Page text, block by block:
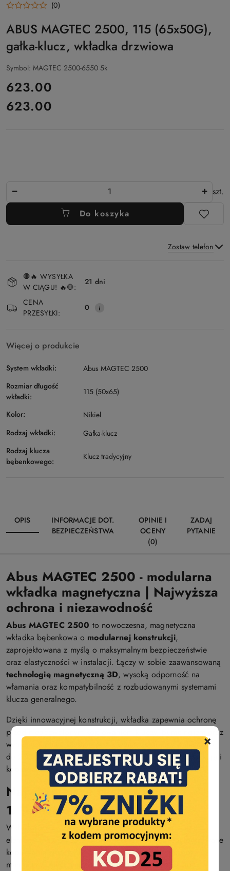
×
(0)
ABUS MAGTEC 2500, 115 (65x50G),
gałka-klucz, wkładka drzwiowa
Symbol: MAGTEC 2500-6550 5k
cena:
623.00
Cena:
623.00
szt.
Do koszyka
Zostaw telefon
i
dostawa
🛑🔥 WYSYŁKA
W CIĄGU! 🔥🛑:
21 dni
CENA
PRZESYŁKI:
0
Więcej o produkcie
System wkładki:
Abus MAGTEC 2500
Rozmiar długość
wkładki:
115 (50x65)
Kolor:
Nikiel
Rodzaj wkładki:
Gałka-klucz
Rodzaj klucza
bębenkowego:
Klucz tradycyjny
OPIS
INFORMACJE DOT.
BEZPIECZEŃSTWA
OPINIE I
OCENY
(0)
ZADAJ
PYTANIE
Abus MAGTEC 2500 - modularna
wkładka magnetyczna | Najwyższa
ochrona i niezawodność
Abus MAGTEC 2500 to nowoczesna, magnetyczna
wkładka bębenkowa o modularnej konstrukcji,
zaprojektowana z myślą o maksymalnym bezpieczeństwie
oraz elastyczności w instalacji. Łączy w sobie zaawansowaną
technologię magnetyczną 3D, wysoką odporność na
włamania oraz kompatybilność z rozbudowanymi systemami
klucza generalnego.
Dzięki innowacyjnej konstrukcji, wkładka zapewnia ochronę
przed niedozwolonym kopiowaniem kluczy, bumpingiem oraz
wytrychowaniem. System jest również chroniony patentowo
do 2038 roku, co gwarantuje pełną kontrolę nad produkcją i
kopiowaniem kluczy.
Najważniejsze cechy i funkcje
1. Technologia magnetyczna
Wkładka Abus MAGTEC 2500 posiada zintegrowane
elementy magnetyczne, które uniemożliwiają nieautoryzowane
kopiowanie kluczy 3D. System jest odporny na próby
manipulacji mechanicznej i jest wyjątkowo trudny do